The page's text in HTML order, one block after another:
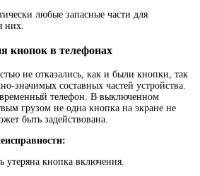
любые запасные части для
них.
кнопок в телефонах
не отказались, как и были кнопки, так
значимых составных частей устройства.
телефон. В выключенном
грузом не одна кнопка на экране не
быть задействована.
кнопка включения.